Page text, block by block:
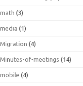
math (3)
media (1)
Migration (4)
Minutes-of-meetings (14)
mobile (4)